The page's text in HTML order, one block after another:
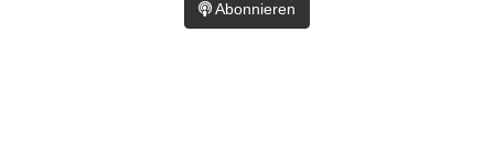
Abonnieren